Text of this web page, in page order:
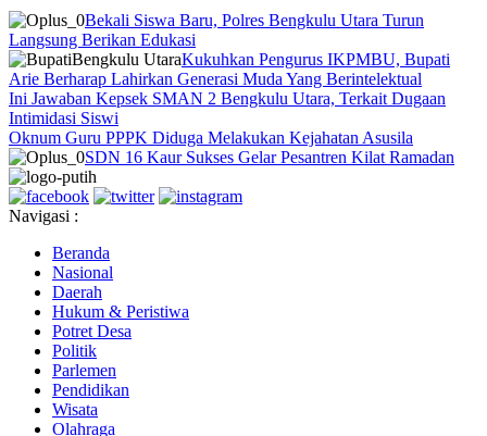
Bekali Siswa Baru, Polres Bengkulu Utara Turun
Langsung Berikan Edukasi
Kukuhkan Pengurus IKPMBU, Bupati
Arie Berharap Lahirkan Generasi Muda Yang Berintelektual
Ini Jawaban Kepsek SMAN 2 Bengkulu Utara, Terkait Dugaan
Intimidasi Siswi
Oknum Guru PPPK Diduga Melakukan Kejahatan Asusila
SDN 16 Kaur Sukses Gelar Pesantren Kilat Ramadan
Navigasi :
Beranda
Nasional
Daerah
Hukum & Peristiwa
Potret Desa
Politik
Parlemen
Pendidikan
Wisata
Olahraga